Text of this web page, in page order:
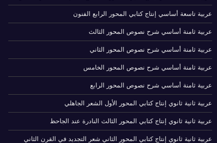
عربية تاسعة أساسي إنتاج كتابي المحور الرابع الفنون
عربية ثامنة أساسي شرح نصوص المحور الثالث
عربية ثامنة أساسي شرح نصوص المحور الثاني
عربية ثامنة أساسي شرح نصوص المحور الخامس
عربية ثامنة أساسي شرح نصوص المحور الرابع
عربية ثانية ثانوي إنتاج كتابي المحور الأول الشعر الجاهلي
عربية ثانية ثانوي إنتاج كتابي المحور الثالث النادرة عند الجاحظ
عربية ثانية ثانوي إنتاج كتابي المحور الثاني شعر التجديد في القرن الثاني